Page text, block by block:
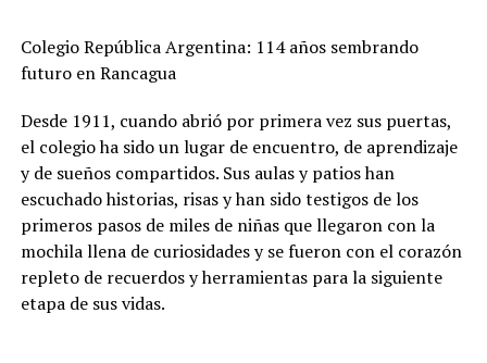
Colegio República Argentina: 114 años sembrando
futuro en Rancagua
Desde 1911, cuando abrió por primera vez sus puertas,
el colegio ha sido un lugar de encuentro, de aprendizaje
y de sueños compartidos. Sus aulas y patios han
escuchado historias, risas y han sido testigos de los
primeros pasos de miles de niñas que llegaron con la
mochila llena de curiosidades y se fueron con el corazón
repleto de recuerdos y herramientas para la siguiente
etapa de sus vidas.